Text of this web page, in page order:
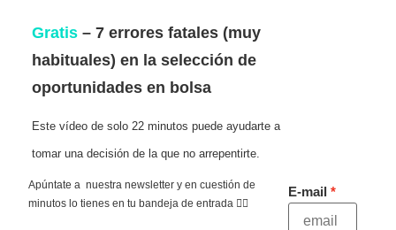
Gratis – 7 errores fatales (muy
habituales) en la selección de
oportunidades en bolsa
Este vídeo de solo 22 minutos puede ayudarte a
tomar una decisión de la que no arrepentirte.
Apúntate a nuestra newsletter y en cuestión de
minutos lo tienes en tu bandeja de entrada 👇🏻
E-mail